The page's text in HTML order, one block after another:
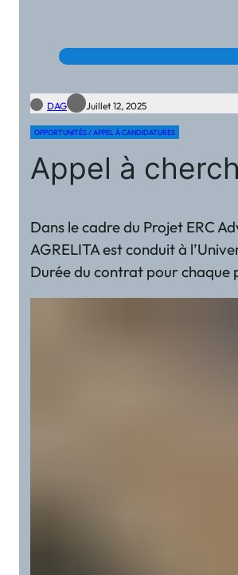
DAG Juillet 12, 2025
OPPORTUNITÉS / APPEL À CANDIDATURES
Appel à
Dans le cadre du Projet ERC
AGRELITA est conduit à
Durée du contrat pour chaque